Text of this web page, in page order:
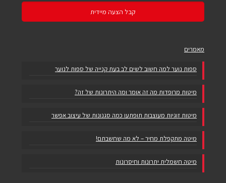
מאמרים
ספות נוער למה חשוב לשים לב בעת קנייה של ספות לנוער
מיטות מרופדות מה זה אומר ומה היתרונות של זה?
מיטות זוגיות מעוצבות תופתעו כמה סגנונות של עיצוב אפשר
מיטה מתקפלת מחיר – לא מה שחשבתם!
מיטה חשמלית יתרונות וחיסרונות